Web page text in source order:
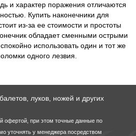
и характер поражения отличаются
Купить наконечники для
из-за ее стоимости и простоты
обладает сменными острыми
использовать один и тот же
одного лезвия.
луков, ножей и других
офертой, при этом точные данные по
уточнять у менеджера посредством